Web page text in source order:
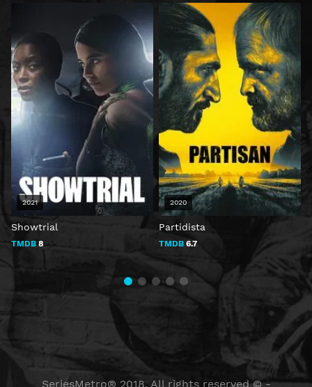
Showtrial
TMDB 8
2021
Partidista
TMDB 6.7
2020
SeriesMetro® 2018. All rights reserved © -